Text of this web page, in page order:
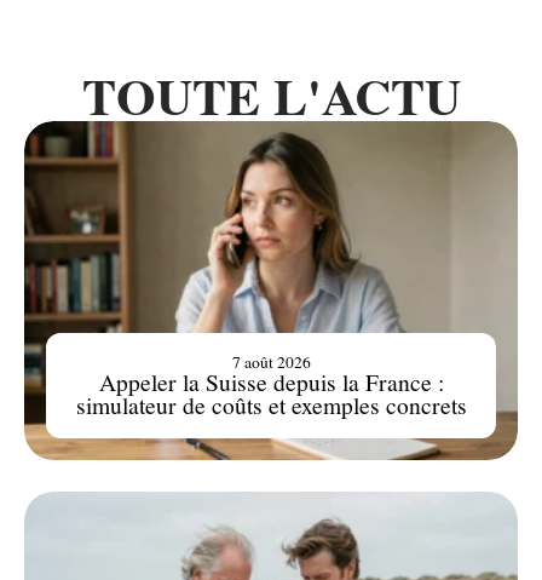
TOUTE L'ACTU
Appeler la Suisse depuis la France :
simulateur de coûts et exemples concrets
7 août 2026